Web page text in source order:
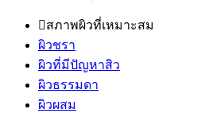
สภาพผิวที่เหมาะสม
ผิวชรา
ผิวที่มีปัญหาสิว
ผิวธรรมดา
ผิวผสม